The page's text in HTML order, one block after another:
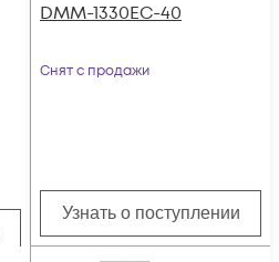
DMM-1330EC-40
Снят с продажи
Узнать о поступлении